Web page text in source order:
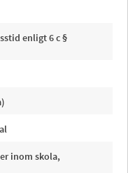
enligt 6 c §
inom skola,